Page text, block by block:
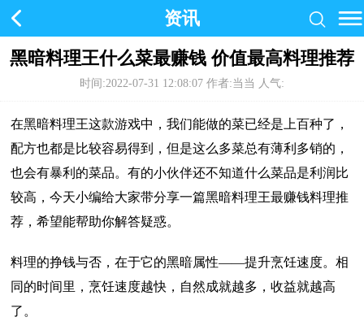
资讯
黑暗料理王什么菜最赚钱 价值最高料理推荐
时间:2022-07-31 12:08:07 作者:当当 人气:
在黑暗料理王这款游戏中，我们能做的菜已经是上百种了，
配方也都是比较容易得到，但是这么多菜总有薄利多销的，
也会有暴利的菜品。有的小伙伴还不知道什么菜品是利润比
较高，今天小编给大家带分享一篇黑暗料理王最赚钱料理推
荐，希望能帮助你解答疑惑。
料理的挣钱与否，在于它的黑暗属性——提升烹饪速度。相
同的时间里，烹饪速度越快，自然成就越多，收益就越高
了。